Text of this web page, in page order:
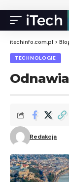
itechinfo.com.pl >
TECHNOLOGIE
Redakcja